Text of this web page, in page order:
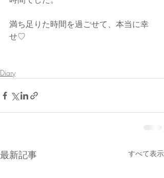
満ち足りた時間を過ごせて、本当に幸
せ♡
Diary
最新記事 すべて表示